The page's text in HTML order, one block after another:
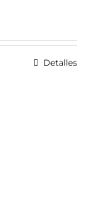
Detalles